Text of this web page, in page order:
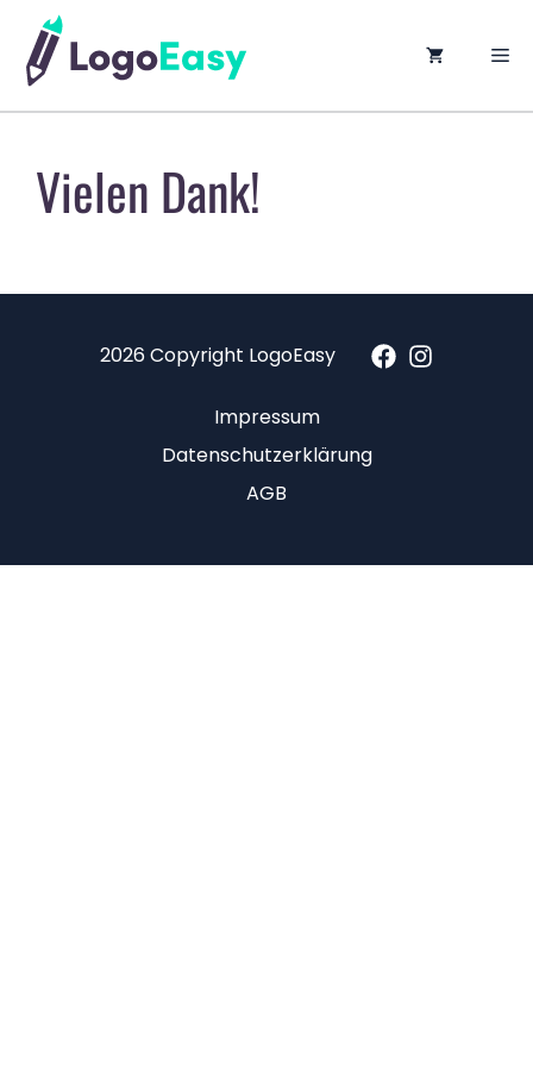
springen
Vielen Dank!
2026 Copyright LogoEasy
Impressum
Datenschutzerklärung
AGB